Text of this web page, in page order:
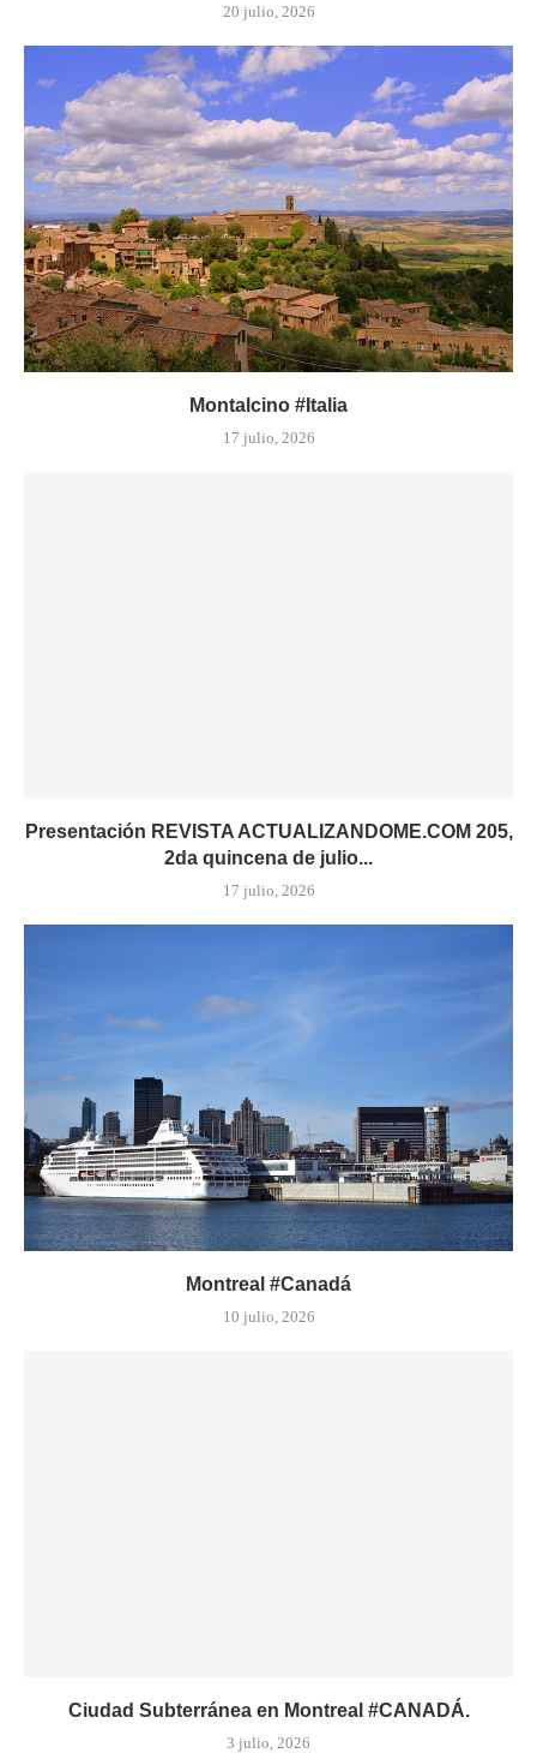
20 julio, 2026
Montalcino #Italia
17 julio, 2026
Presentación REVISTA ACTUALIZANDOME.COM 205,
2da quincena de julio...
17 julio, 2026
Montreal #Canadá
10 julio, 2026
Ciudad Subterránea en Montreal #CANADÁ.
3 julio, 2026